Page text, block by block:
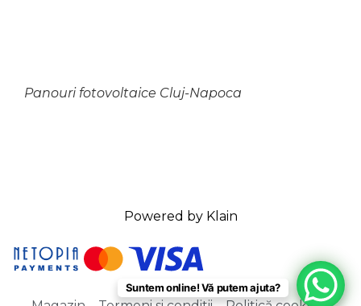
Panouri fotovoltaice Cluj-Napoca
Powered by Klain
Suntem online! Vă putem ajuta?